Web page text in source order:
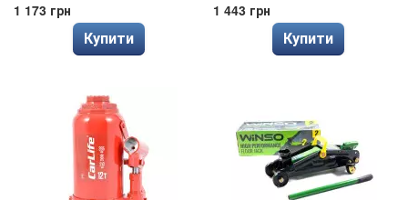
1 173 грн
Купити
1 443 грн
Купити